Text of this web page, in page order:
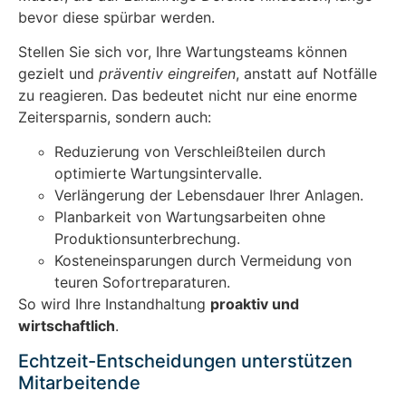
bevor diese spürbar werden.
Stellen Sie sich vor, Ihre Wartungsteams können
gezielt und präventiv eingreifen, anstatt auf Notfälle
zu reagieren. Das bedeutet nicht nur eine enorme
Zeitersparnis, sondern auch:
Reduzierung von Verschleißteilen durch
optimierte Wartungsintervalle.
Verlängerung der Lebensdauer Ihrer Anlagen.
Planbarkeit von Wartungsarbeiten ohne
Produktionsunterbrechung.
Kosteneinsparungen durch Vermeidung von
teuren Sofortreparaturen.
So wird Ihre Instandhaltung proaktiv und
wirtschaftlich.
Echtzeit-Entscheidungen unterstützen
Mitarbeitende